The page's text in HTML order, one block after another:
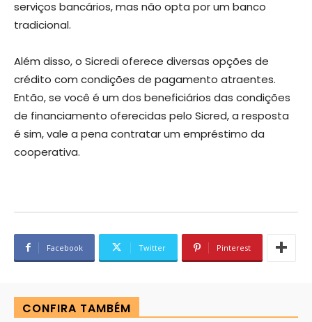
serviços bancários, mas não opta por um banco
tradicional.
Além disso, o Sicredi oferece diversas opções de
crédito com condições de pagamento atraentes.
Então, se você é um dos beneficiários das condições
de financiamento oferecidas pelo Sicred, a resposta
é sim, vale a pena contratar um empréstimo da
cooperativa.
Facebook Twitter Pinterest
CONFIRA TAMBÉM